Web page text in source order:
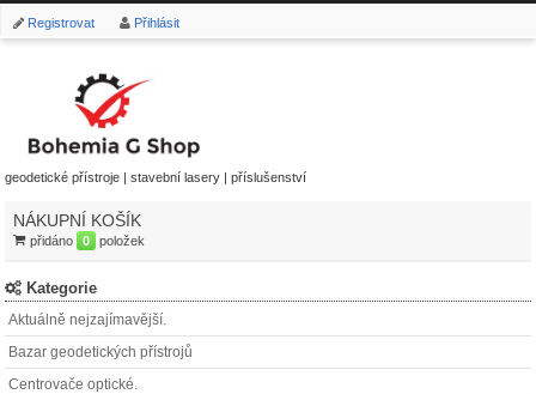
Registrovat Přihlásit
geodetické přístroje | stavební lasery | příslušenství
NÁKUPNÍ KOŠÍK
přidáno 0 položek
Kategorie
Aktuálně nejzajímavější.
Bazar geodetických přístrojů
Centrovače optické.